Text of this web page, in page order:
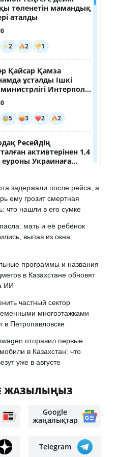
задержали после рейса, а
ему грозит смертная
что нашли в его сумке
мать и её ребёнок
выпав из окна
программы и названия
в Казахстане обновят
ИИ
частный сектор
многоэтажками
в Петропавловске
отправил первые
в Казахстан: что
уже в августе
ЖАЗЫЛЫҢЫЗ
Google
жаңалықтар
Telegram